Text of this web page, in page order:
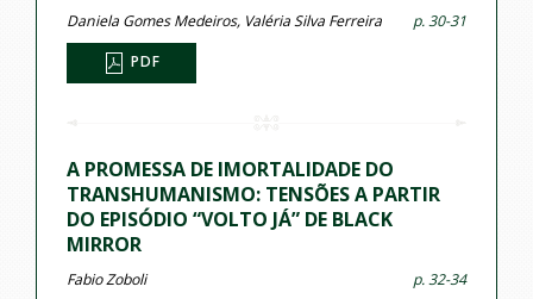
Daniela Gomes Medeiros, Valéria Silva Ferreira p. 30-31
PDF
A PROMESSA DE IMORTALIDADE DO
TRANSHUMANISMO: TENSÕES A PARTIR
DO EPISÓDIO “VOLTO JÁ” DE BLACK
MIRROR
Fabio Zoboli p. 32-34